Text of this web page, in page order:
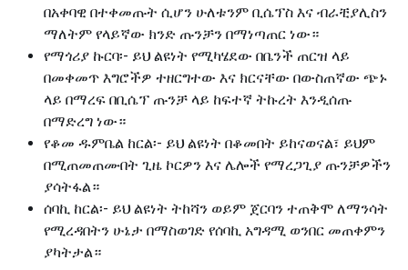
በአቀባዊ በተቀመጡት ሲሆን ሁለቱንም ቢሴፕስ እና ብራቺያሊስን
ማለትም የላይኛው ክንድ ጡንቻን በማነጣጠር ነው።
የማጎሪያ ኩርባ፡- ይህ ልዩነት የሚካሄደው በቤንች ጠርዝ ላይ
በመቀመጥ እግሮችዎ ተዘርግተው እና ክርናቸው በውስጠኛው ጭኑ
ላይ በማረፍ በቢሴፕ ጡንቻ ላይ ከፍተኛ ትኩረት እንዲሰጡ
በማድረግ ነው።
የቆመ ዱምቤል ከርል፡- ይህ ልዩነት በቆመበት ይከናወናል፣ ይህም
በሚጠመጠሙበት ጊዜ ኮርዎን እና ሌሎች የማረጋጊያ ጡንቻዎችን
ያሳትፋል።
ሰባኪ ከርል፡- ይህ ልዩነት ትከሻን ወይም ጀርባን ተጠቅሞ ለማንሳት
የሚረዳበትን ሁኔታ በማስወገድ የሰባኪ አግዳሚ ወንበር መጠቀምን
ያካትታል።